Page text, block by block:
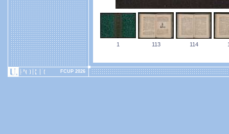
1 113 114
FCUP 2026